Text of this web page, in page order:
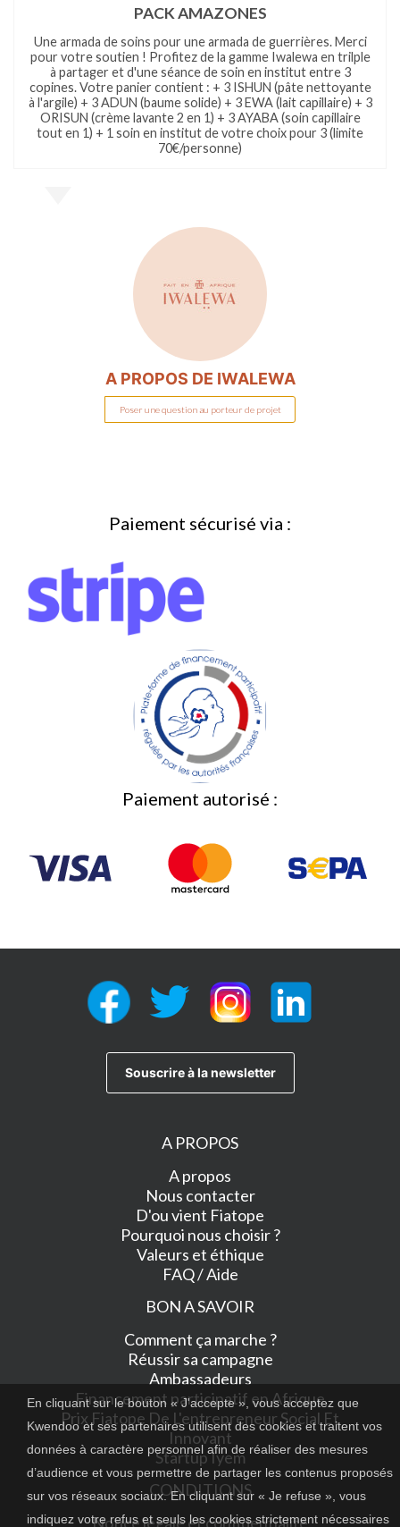
PACK AMAZONES
Une armada de soins pour une armada de guerrières. Merci
pour votre soutien ! Profitez de la gamme Iwalewa en trilple
à partager et d'une séance de soin en institut entre 3
copines. Votre panier contient : + 3 ISHUN (pâte nettoyante
à l'argile) + 3 ADUN (baume solide) + 3 EWA (lait capillaire) + 3
ORISUN (crème lavante 2 en 1) + 3 AYABA (soin capillaire
tout en 1) + 1 soin en institut de votre choix pour 3 (limite
70€/personne)
A PROPOS DE IWALEWA
Poser une question au porteur de projet
Paiement sécurisé via :
Paiement autorisé :
A PROPOS
A propos
Nous contacter
D'ou vient Fiatope
Pourquoi nous choisir ?
Valeurs et éthique
FAQ / Aide
BON A SAVOIR
Comment ça marche ?
Réussir sa campagne
Ambassadeurs
Financement participatif en Afrique
Prix Fiatope De L'entrepreneur Social Et
Innovant
Startup Iyem
CONDITIONS
Notice légale et confidentialité
En cliquant sur le bouton « J'accepte », vous acceptez que
Kwendoo et ses partenaires utilisent des cookies et traitent vos
données à caractère personnel afin de réaliser des mesures
d’audience et vous permettre de partager les contenus proposés
sur vos réseaux sociaux. En cliquant sur « Je refuse », vous
indiquez votre refus et seuls les cookies strictement nécessaires